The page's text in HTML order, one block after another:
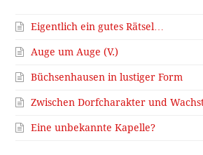
Eigentlich ein gutes Rätsel…
Auge um Auge (V.)
Büchsenhausen in lustiger Form
Zwischen Dorfcharakter und
Eine unbekannte Kapelle?